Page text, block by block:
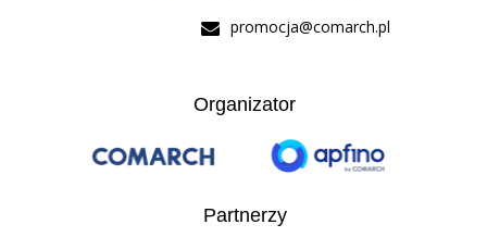
promocja@comarch.pl
Organizator
Partnerzy